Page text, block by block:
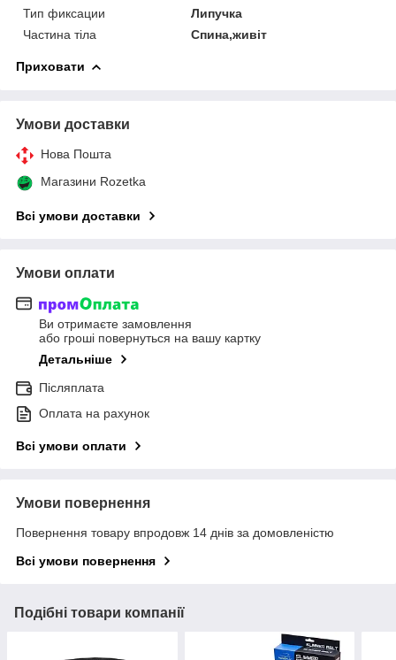
Тип фиксации
Липучка
Частина тіла
Спина,живіт
Приховати
Умови доставки
Нова Пошта
Магазини Rozetka
Всі умови доставки
Умови оплати
Ви отримаєте замовлення
або гроші повернуться на вашу картку
Детальніше
Післяплата
Оплата на рахунок
Всі умови оплати
Умови повернення
Повернення товару впродовж 14 днів за домовленістю
Всі умови повернення
Подібні товари компанії